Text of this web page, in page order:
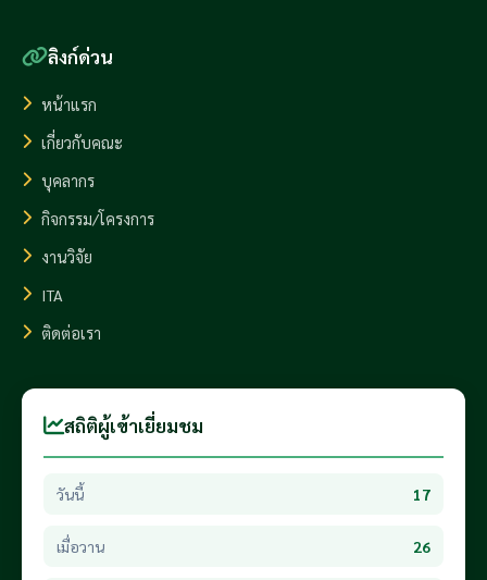
ลิงก์ด่วน
หน้าแรก
เกี่ยวกับคณะ
บุคลากร
กิจกรรม/โครงการ
งานวิจัย
ITA
ติดต่อเรา
สถิติผู้เข้าเยี่ยมชม
วันนี้ 17
เมื่อวาน 26